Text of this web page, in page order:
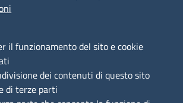
il funzionamento del sito e cookie
dei contenuti di questo sito
di terze parti